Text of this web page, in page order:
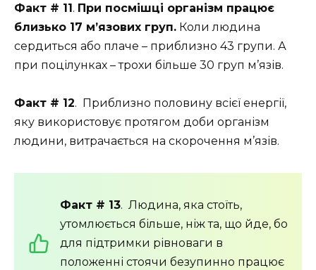
Факт # 11. При посмішці організм працює
близько 17 м’язових груп. Коли людина
сердиться або плаче – приблизно 43 групи. А
при поцілунках – трохи більше 30 груп м’язів.
Факт # 12. Приблизно половину всієї енергії,
яку використовує протягом доби організм
людини, витрачається на скорочення м’язів.
Факт # 13. Людина, яка стоїть,
утомлюється більше, ніж та, що йде, бо
для підтримки рівноваги в
положенні стоячи безупинно працює